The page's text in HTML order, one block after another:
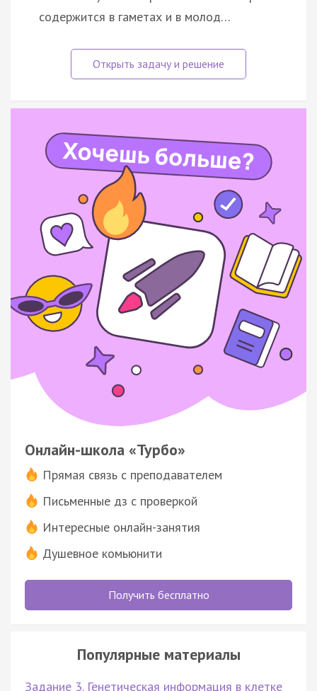
содержится в гаметах и в молод…
Онлайн-школа «Турбо»
Прямая связь с преподавателем
Письменные дз с проверкой
Интересные онлайн-занятия
Душевное комьюнити
Получить бесплатно
Популярные материалы
Задание 3. Генетическая информация в клетке